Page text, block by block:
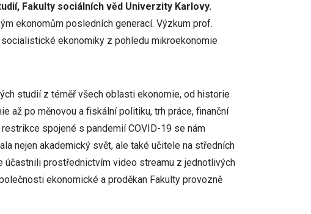
Fakulty sociálních věd Univerzity Karlovy.
ekonomům posledních generací. Výzkum prof.
ekonomiky z pohledu mikroekonomie
studií z téměř všech oblasti ekonomie, od historie
až po měnovou a fiskální politiku, trh práce, finanční
spojené s pandemií COVID-19 se nám
nejen akademický svět, ale také učitele na středních
prostřednictvím video streamu z jednotlivých
ekonomické a proděkan Fakulty provozně